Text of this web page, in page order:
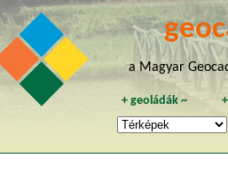
a Magyar
+geoládák ~ +